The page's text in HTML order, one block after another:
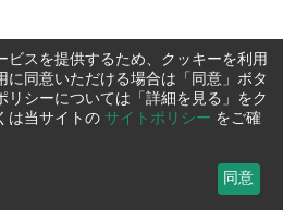
ビスを提供するため、クッキーを利用
に同意いただける場合は「同意」ボタ
リシーについては「詳細を見る」をク
は当サイトの サイトポリシー をご確
同意